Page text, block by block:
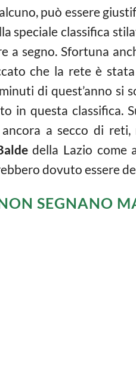
può essere
speciale classifica
a segno. Sfortuna
che la rete è
di quest’anno si
in questa classifica.
a secco di
della Lazio come
dovuto essere
SEGNANO